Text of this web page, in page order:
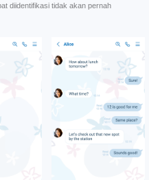
diidentifikasi tidak akan pernah